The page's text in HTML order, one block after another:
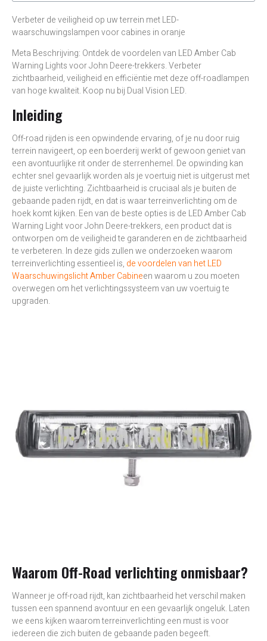
Verbeter de veiligheid op uw terrein met LED-
waarschuwingslampen voor cabines in oranje
Meta Beschrijving: Ontdek de voordelen van LED Amber Cab
Warning Lights voor John Deere-trekkers. Verbeter
zichtbaarheid, veiligheid en efficiëntie met deze off-roadlampen
van hoge kwaliteit. Koop nu bij Dual Vision LED.
Inleiding
Off-road rijden is een opwindende ervaring, of je nu door ruig
terrein navigeert, op een boerderij werkt of gewoon geniet van
een avontuurlijke rit onder de sterrenhemel. De opwinding kan
echter snel gevaarlijk worden als je voertuig niet is uitgerust met
de juiste verlichting. Zichtbaarheid is cruciaal als je buiten de
gebaande paden rijdt, en dat is waar terreinverlichting om de
hoek komt kijken. Een van de beste opties is de LED Amber Cab
Warning Light voor John Deere-trekkers, een product dat is
ontworpen om de veiligheid te garanderen en de zichtbaarheid
te verbeteren. In deze gids zullen we onderzoeken waarom
terreinverlichting essentieel is, de voordelen van het LED
Waarschuwingslicht Amber Cabineen waarom u zou moeten
overwegen om het verlichtingssysteem van uw voertuig te
upgraden.
Waarom Off-Road verlichting onmisbaar?
Wanneer je off-road rijdt, kan zichtbaarheid het verschil maken
tussen een spannend avontuur en een gevaarlijk ongeluk. Laten
we eens kijken waarom terreinverlichting een must is voor
iedereen die zich buiten de gebaande paden begeeft.